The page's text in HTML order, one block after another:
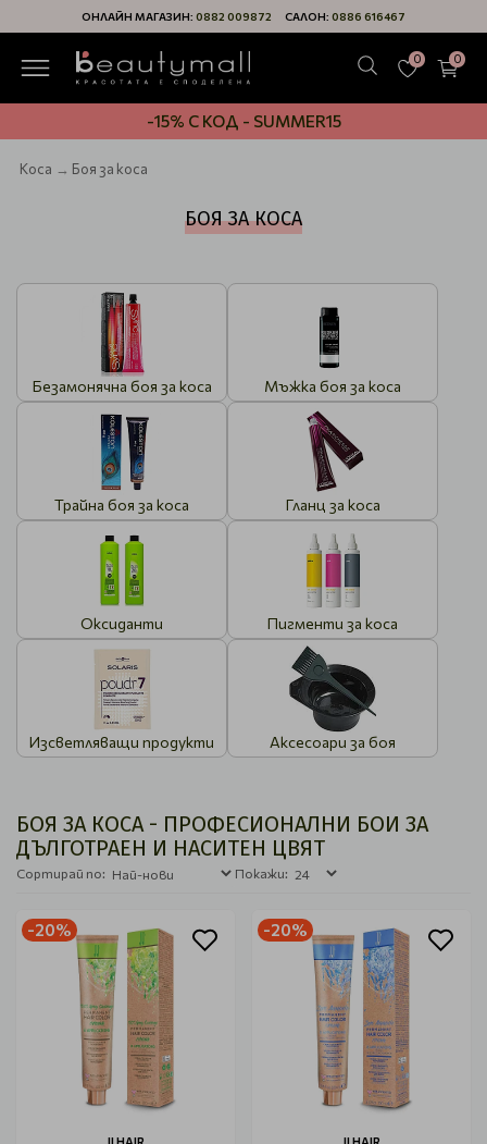
ОНЛАЙН МАГАЗИН: 0882 009872 САЛОН: 0886 616467
0 0
-15% С КОД - SUMMER15
Коса Боя за коса
БОЯ ЗА КОСА
Безамонячна боя за коса Мъжка боя за коса
Трайна боя за коса Гланц за коса
Оксиданти Пигменти за коса
Изсветляващи продукти Аксесоари за боя
БОЯ ЗА КОСА - ПРОФЕСИОНАЛНИ БОИ ЗА
ДЪЛГОТРАЕН И НАСИТЕН ЦВЯТ
Сортирай по: Покажи:
-20% -20%